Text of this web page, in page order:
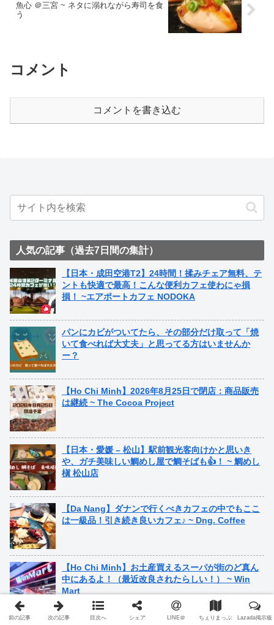
魚心 ＠三宮 ~ ネタに溺れながら寿司を食
う
コメント
コメントを書き込む
人気の記事（過去7日間の集計）
【日本・成田空港T2】24時間！揉みチェア無料、テ
ントも快適で最高！こんな便利カフェ使わにゃ損
損！ ~エアポートカフェ NODOKA
パンにカビがついてたら、その部分だけ取って「焼
いて食べれば大丈夫」と思ってる方はいませんか
ー？
【Ho Chi Minh】2026年8月25日で閉店：商品販売
は継続 ~ The Cocoa Project
【日本・愛媛 – 松山】駅前観光客向けかと思いき
や、ガチ美味しい鯛めし屋で鯛そばも👍！ ~ 鯛めし
槇 松山店
【Da Nang】ダナンで行くべきカフェの中でもここ
は一級品！引き続き良いカフェ♪ ~ Dng. Coffee
【Ho Chi Minh】お土産買えるスーパが街のど真ん
中にあるよ！（最近改良されたらしい！） ~ Win
Mart
前の記事 次の記事 目次へ シェア LINE＠ ちぇりまっぷ Lazada掲示板